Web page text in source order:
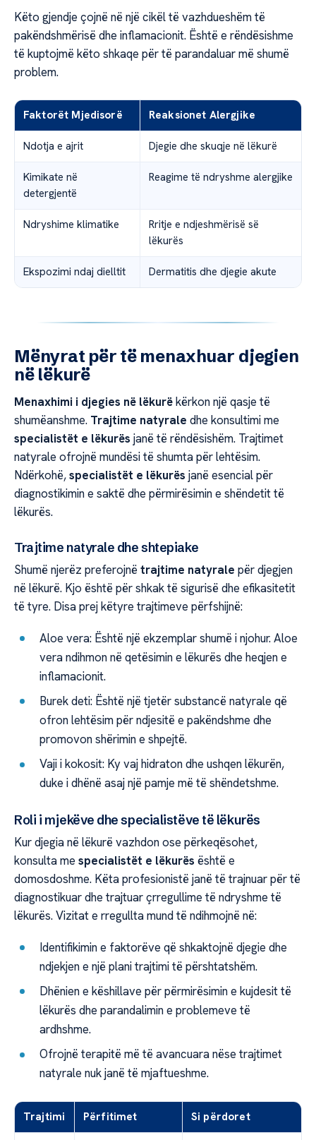
Këto gjendje çojnë në një cikël të vazhdueshëm të
pakëndshmërisë dhe inflamacionit. Është e rëndësishme
të kuptojmë këto shkaqe për të parandaluar më shumë
problem.
Faktorët Mjedisorë Reaksionet Alergjike
Ndotja e ajrit Djegie dhe skuqje në lëkurë
Kimikate në
detergjentë
Reagime të ndryshme alergjike
Ndryshime klimatike
Rritje e ndjeshmërisë së
lëkurës
Ekspozimi ndaj dielltit Dermatitis dhe djegie akute
Mënyrat për të menaxhuar djegien
në lëkurë
Menaxhimi i djegies në lëkurëkërkon një qasje të
shumëanshme. Trajtime natyrale dhe konsultimi me
specialistët e lëkurës janë të rëndësishëm. Trajtimet
natyrale ofrojnë mundësi të shumta për lehtësim.
Ndërkohë,specialistët e lëkurës janë esencial për
diagnostikimin e saktë dhe përmirësimin e shëndetit të
lëkurës.
Trajtime natyrale dhe shtepiake
Shumë njerëz preferojnë trajtime natyrale për djegjen
në lëkurë. Kjo është për shkak të sigurisë dhe efikasitetit
të tyre. Disa prej këtyre trajtimeve përfshijnë:
Aloe vera: Është një ekzemplar shumë i njohur. Aloe
vera ndihmon në qetësimin e lëkurës dhe heqjen e
inflamacionit.
Burek deti: Është një tjetër substancë natyrale që
ofron lehtësim për ndjesitë e pakëndshme dhe
promovon shërimin e shpejtë.
Vaji i kokosit: Ky vaj hidraton dhe ushqen lëkurën,
duke i dhënë asaj një pamje më të shëndetshme.
Roli i mjekëve dhe specialistëve të lëkurës
Kur djegia në lëkurë vazhdon ose përkeqësohet,
konsulta me specialistët e lëkurës është e
domosdoshme. Këta profesionistë janë të trajnuar për të
diagnostikuar dhe trajtuar çrregullime të ndryshme të
lëkurës. Vizitat e rregullta mund të ndihmojnë në:
Identifikimin e faktorëve që shkaktojnë djegie dhe
ndjekjen e një plani trajtimi të përshtatshëm.
Dhënien e këshillave për përmirësimin e kujdesit të
lëkurës dhe parandalimin e problemeve të
ardhshme.
Ofrojnë terapitë më të avancuara nëse trajtimet
natyrale nuk janë të mjaftueshme.
Trajtimi Përfitimet Si përdoret